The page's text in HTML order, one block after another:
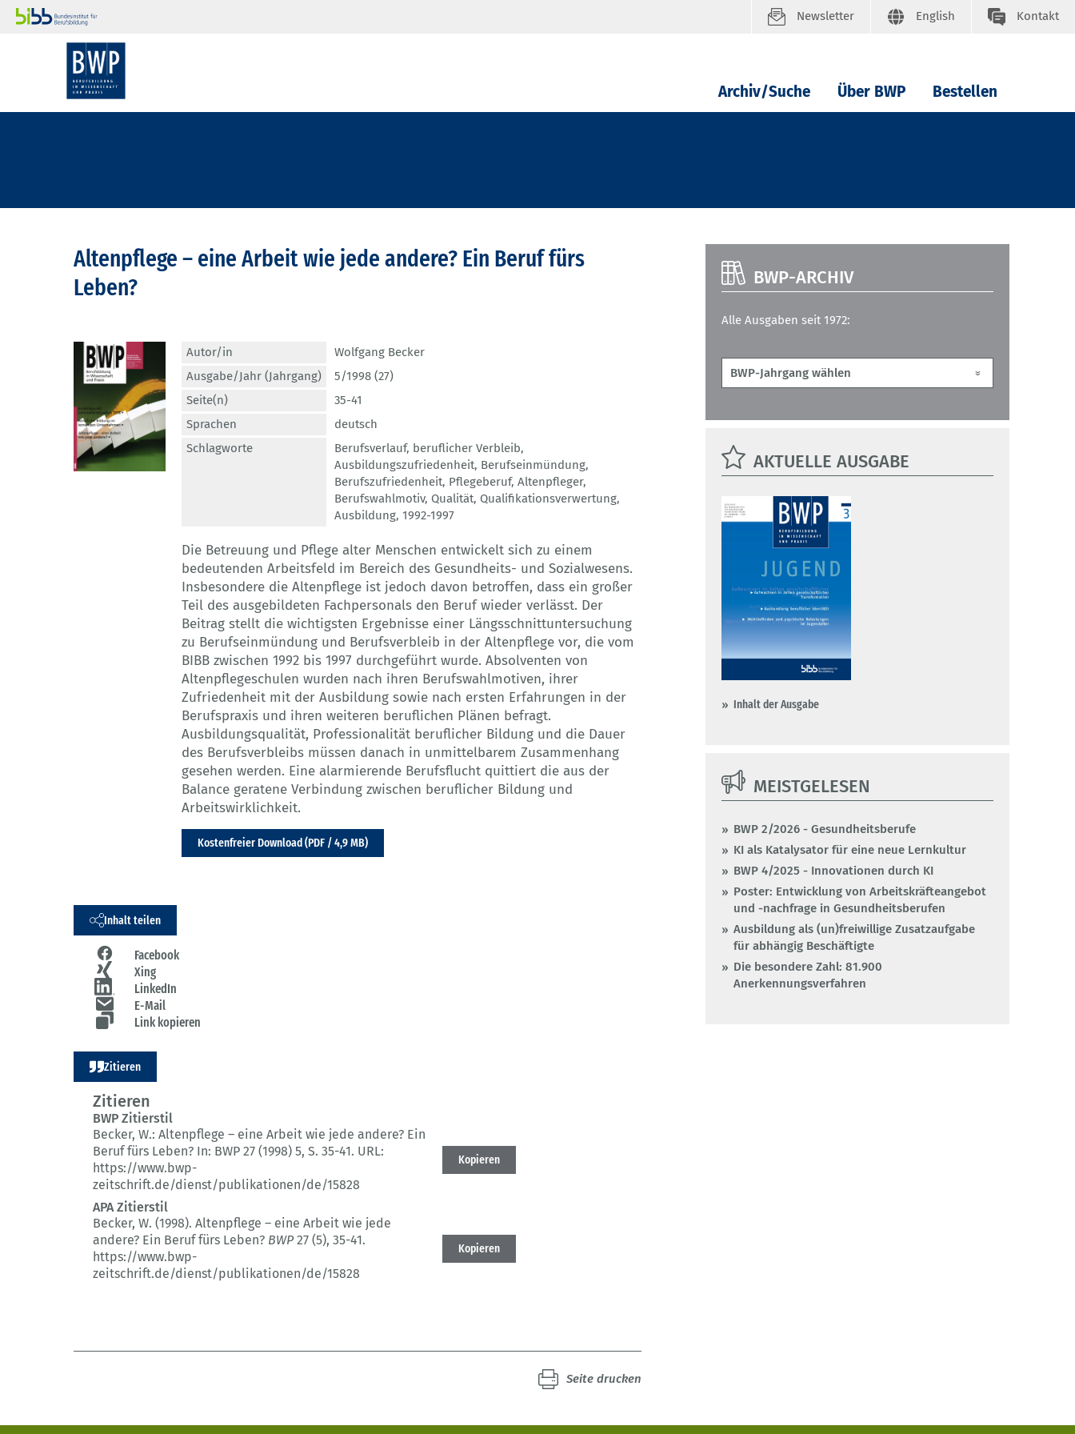
Newsletter English Kontakt
Archiv/Suche Über BWP Bestellen
Altenpflege – eine Arbeit wie jede andere? Ein Beruf fürs
Leben?
Autor/in
Wolfgang Becker
Ausgabe/Jahr (Jahrgang)
5/1998 (27)
Seite(n)
35-41
Sprachen
deutsch
Schlagworte
Berufsverlauf, beruflicher Verbleib,
Ausbildungszufriedenheit, Berufseinmündung,
Berufszufriedenheit, Pflegeberuf, Altenpfleger,
Berufswahlmotiv, Qualität, Qualifikationsverwertung,
Ausbildung, 1992-1997
Die Betreuung und Pflege alter Menschen entwickelt sich zu einem
bedeutenden Arbeitsfeld im Bereich des Gesundheits- und Sozialwesens.
Insbesondere die Altenpflege ist jedoch davon betroffen, dass ein großer
Teil des ausgebildeten Fachpersonals den Beruf wieder verlässt. Der
Beitrag stellt die wichtigsten Ergebnisse einer Längsschnittuntersuchung
zu Berufseinmündung und Berufsverbleib in der Altenpflege vor, die vom
BIBB zwischen 1992 bis 1997 durchgeführt wurde. Absolventen von
Altenpflegeschulen wurden nach ihren Berufswahlmotiven, ihrer
Zufriedenheit mit der Ausbildung sowie nach ersten Erfahrungen in der
Berufspraxis und ihren weiteren beruflichen Plänen befragt.
Ausbildungsqualität, Professionalität beruflicher Bildung und die Dauer
des Berufsverbleibs müssen danach in unmittelbarem Zusammenhang
gesehen werden. Eine alarmierende Berufsflucht quittiert die aus der
Balance geratene Verbindung zwischen beruflicher Bildung und
Arbeitswirklichkeit.
Kostenfreier Download (PDF / 4,9 MB)
Inhalt teilen
Facebook
Xing
LinkedIn
E-Mail
Link kopieren
Zitieren
Zitieren
BWP Zitierstil
Becker, W.: Altenpflege – eine Arbeit wie jede andere? Ein
Beruf fürs Leben? In: BWP 27 (1998) 5, S. 35-41. URL:
https://www.bwp-
zeitschrift.de/dienst/publikationen/de/15828
Kopieren
APA Zitierstil
Becker, W. (1998). Altenpflege – eine Arbeit wie jede
andere? Ein Beruf fürs Leben? BWP27 (5), 35-41.
https://www.bwp-
zeitschrift.de/dienst/publikationen/de/15828
Kopieren
Seite drucken
BWP-ARCHIV
Alle Ausgaben seit 1972:
AKTUELLE AUSGABE
Inhalt der Ausgabe
MEISTGELESEN
BWP 2/2026 - Gesundheitsberufe
KI als Katalysator für eine neue Lernkultur
BWP 4/2025 - Innovationen durch KI
Poster: Entwicklung von Arbeitskräfteangebot
und -nachfrage in Gesundheitsberufen
Ausbildung als (un)freiwillige Zusatzaufgabe
für abhängig Beschäftigte
Die besondere Zahl: 81.900
Anerkennungsverfahren